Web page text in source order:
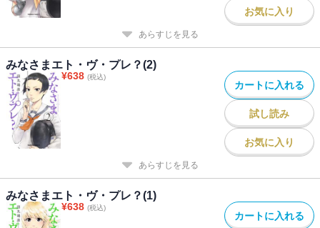
お気に入り
あらすじを見る
みなさまエト・ヴ・プレ？(2)
¥638 (税込)
カートに入れる
試し読み
お気に入り
あらすじを見る
みなさまエト・ヴ・プレ？(1)
¥638 (税込)
カートに入れる